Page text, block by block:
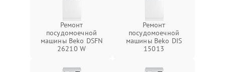
Ремонт
посудомоечной
машины Beko DSFN
26210 W
Ремонт
посудомоечной
машины Beko DIS
15013